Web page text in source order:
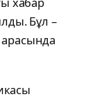
Бұл –